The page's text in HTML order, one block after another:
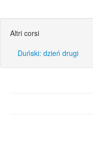
Altri corsi
Duński: dzień drugi